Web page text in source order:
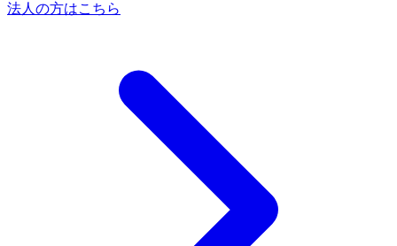
法人の方はこちら